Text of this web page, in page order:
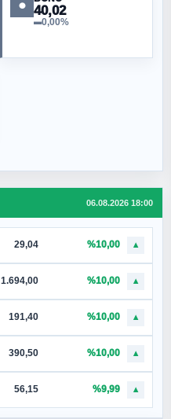
● 40,02
▬0,00%
06.08.2026 18:00
29,04 %10,00 ▲
1.694,00 %10,00 ▲
191,40 %10,00 ▲
390,50 %10,00 ▲
56,15 %9,99 ▲